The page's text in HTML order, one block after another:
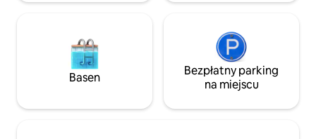
Basen
Bezpłatny parking
na miejscu